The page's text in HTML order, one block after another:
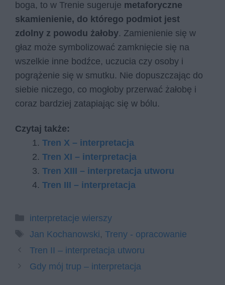
boga, to w Trenie sugeruje metaforyczne
skamienienie, do którego podmiot jest
zdolny z powodu żałoby. Zamienienie się w
głaz może symbolizować zamknięcie się na
wszelkie inne bodźce, uczucia czy osoby i
pogrążenie się w smutku. Nie dopuszczając do
siebie niczego, co mogłoby przerwać żałobę i
coraz bardziej zatapiając się w bólu.
Czytaj także:
Tren X – interpretacja
Tren XI – interpretacja
Tren XIII – interpretacja utworu
Tren III – interpretacja
Kategorie
interpretacje wierszy
Tagi
Jan Kochanowski, Treny - opracowanie
Tren II – interpretacja utworu
Gdy mój trup – interpretacja